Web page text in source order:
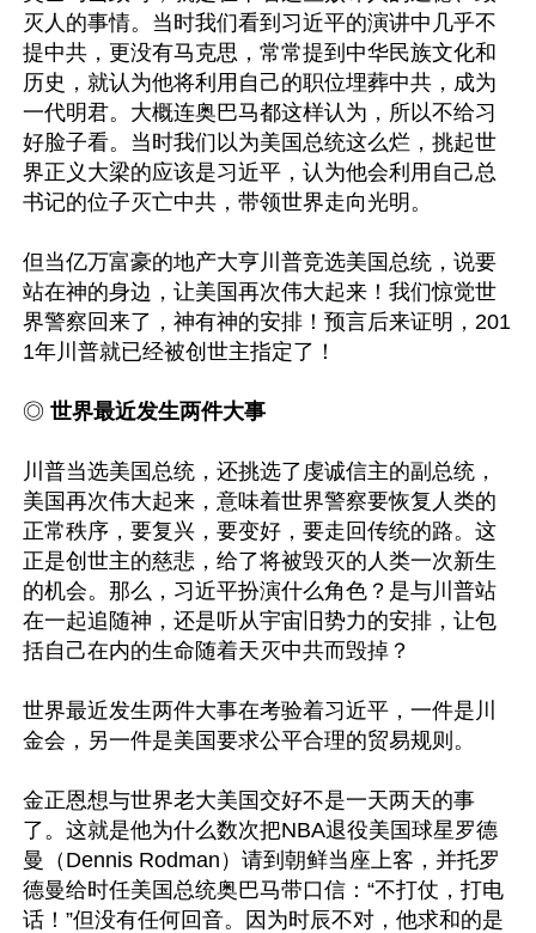
灭人的事情。当时我们看到习近平的演讲中几乎不
提中共，更没有马克思，常常提到中华民族文化和
历史，就认为他将利用自己的职位埋葬中共，成为
一代明君。大概连奥巴马都这样认为，所以不给习
好脸子看。当时我们以为美国总统这么烂，挑起世
界正义大梁的应该是习近平，认为他会利用自己总
书记的位子灭亡中共，带领世界走向光明。
但当亿万富豪的地产大亨川普竞选美国总统，说要
站在神的身边，让美国再次伟大起来！我们惊觉世
界警察回来了，神有神的安排！预言后来证明，201
1年川普就已经被创世主指定了！
◎ 世界最近发生两件大事
川普当选美国总统，还挑选了虔诚信主的副总统，
美国再次伟大起来，意味着世界警察要恢复人类的
正常秩序，要复兴，要变好，要走回传统的路。这
正是创世主的慈悲，给了将被毁灭的人类一次新生
的机会。那么，习近平扮演什么角色？是与川普站
在一起追随神，还是听从宇宙旧势力的安排，让包
括自己在内的生命随着天灭中共而毁掉？
世界最近发生两件大事在考验着习近平，一件是川
金会，另一件是美国要求公平合理的贸易规则。
金正恩想与世界老大美国交好不是一天两天的事
了。这就是他为什么数次把NBA退役美国球星罗德
曼（Dennis Rodman）请到朝鲜当座上客，并托罗
德曼给时任美国总统奥巴马带口信：“不打仗，打电
话！”但没有任何回音。因为时辰不对，他求和的是